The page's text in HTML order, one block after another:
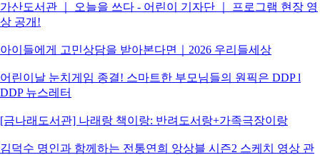
가산도서관 ｜ 오늘을 쓰다 - 어린이 기자단 ｜ 프로그램 현장 영
상 공개!
아이들에게 고민상담을 받아본다면｜2026 우리들세상
어린이날 눈치게임 종결! 스마트한 부모님들의 원픽은 DDP l
DDP 뉴스레터
[금나래도서관] 나래랑 책이랑: 반려도서랑+가족극장이랑
김덕수 명인과 함께하는 전통연희 앙상블 시즌2 스케치 영상 관